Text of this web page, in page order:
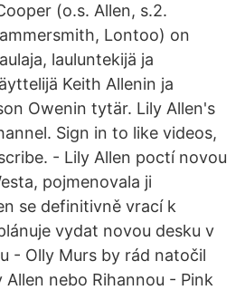
(o.s. Allen, s.2.
Lontoo) on
lauluntekijä ja
Keith Allenin ja
Owenin tytär. Lily Allen's
Sign in to like videos,
- Lily Allen poctí novou
pojmenovala ji
se definitivně vrací k
vydat novou desku v
- Olly Murs by rád natočil
nebo Rihannou - Pink